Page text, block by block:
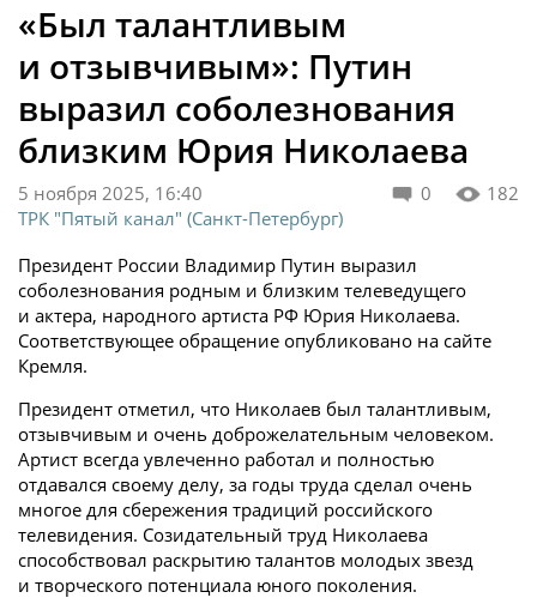
«Был талантливым
и отзывчивым»: Путин
выразил соболезнования
близким Юрия Николаева
0 182
5 ноября 2025, 16:40
ТРК "Пятый канал" (Санкт-Петербург)
Президент России Владимир Путин выразил
соболезнования родным и близким телеведущего
и актера, народного артиста РФ Юрия Николаева.
Соответствующее обращение опубликовано на сайте
Кремля.
Президент отметил, что Николаев был талантливым,
отзывчивым и очень доброжелательным человеком.
Артист всегда увлеченно работал и полностью
отдавался своему делу, за годы труда сделал очень
многое для сбережения традиций российского
телевидения. Созидательный труд Николаева
способствовал раскрытию талантов молодых звезд
и творческого потенциала юного поколения.